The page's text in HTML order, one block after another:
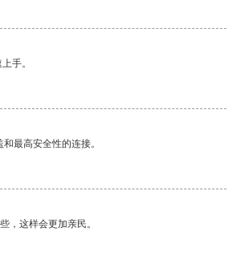
手。
最高安全性的连接。
，这样会更加亲民。